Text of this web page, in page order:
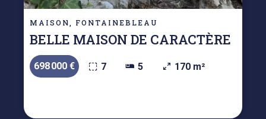
MAISON, FONTAINEBLEAU
BELLE MAISON DE CARACTÈRE
698 000 € 7 5 170 m²